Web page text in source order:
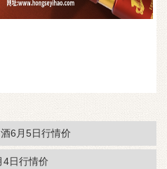
6月5日行情价
4日行情价